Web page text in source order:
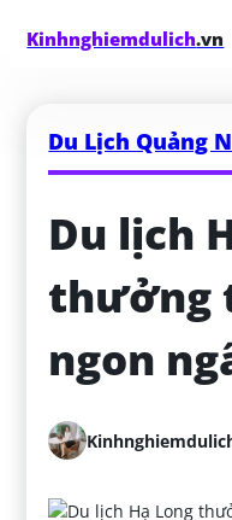
Kinhnghiemdulich.vn
Du Lịch Quảng
Du lịch
thưởng
ngon